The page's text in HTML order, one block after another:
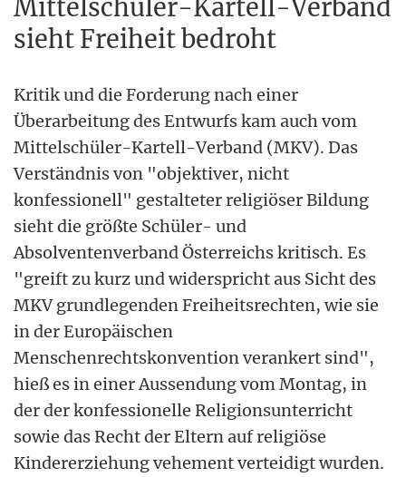
Mittelschüler-Kartell-Verband
sieht Freiheit bedroht
Kritik und die Forderung nach einer
Überarbeitung des Entwurfs kam auch vom
Mittelschüler-Kartell-Verband (MKV). Das
Verständnis von "objektiver, nicht
konfessionell" gestalteter religiöser Bildung
sieht die größte Schüler- und
Absolventenverband Österreichs kritisch. Es
"greift zu kurz und widerspricht aus Sicht des
MKV grundlegenden Freiheitsrechten, wie sie
in der Europäischen
Menschenrechtskonvention verankert sind",
hieß es in einer Aussendung vom Montag, in
der der konfessionelle Religionsunterricht
sowie das Recht der Eltern auf religiöse
Kindererziehung vehement verteidigt wurden.